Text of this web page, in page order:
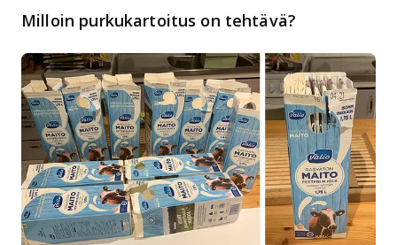
Milloin purkukartoitus on tehtävä?